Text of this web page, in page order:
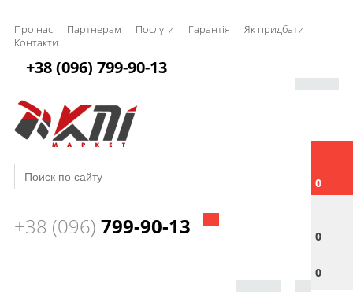
Про нас Партнерам Послуги Гарантія
Як придбати
Контакти
0
0
0
+38 (096) 799-90-13
+38 (096) 799-90-13